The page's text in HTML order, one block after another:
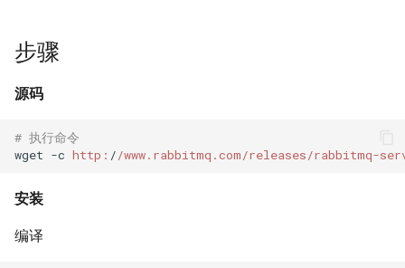
没有LVM逻辑卷如何扩展
Docker stats命令
如何创建 Mongodb 容器？
CentOS 配置多IP脚本
while 循环中ssh命令自动退
echo 字背景颜色和文字颜色
Shell 生成随机字符串
XenServer 主机池变更Master
XenServer 创建 Windows 实
XenServer 建立本地ISO SR库
XenServer Tools
考
LVS HA(Keepalived)
LVS RealServer绑定VIP脚本
LVS 中的 arp_ignore 和
net.core.somaxconn
Mysql 5.6 配置示例
Mysqlnd
Mysql skip-name-resolve
Ubuntu 使用电信3G网络
Ubuntu 用命令修改图片
步骤
源码
# 执行命令
wget -c http: //www.rabbitmq.com/releases/rabbitmq-
安装
编译